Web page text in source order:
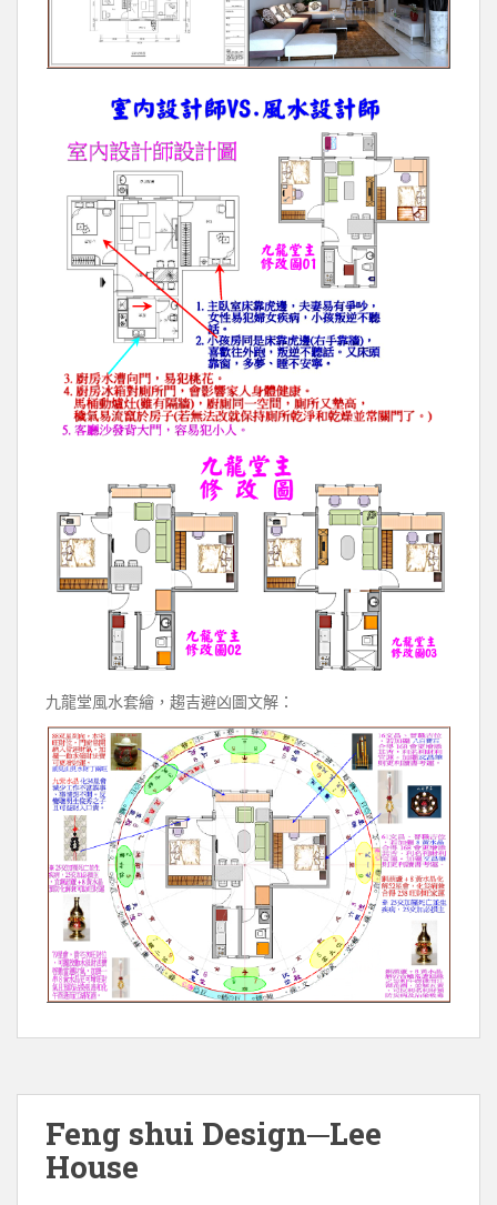
九龍堂風水套繪，趨吉避凶圖文解：
Feng shui Design─Lee
House